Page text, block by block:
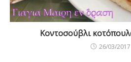
Κοντοσούβλι
26/03/2017